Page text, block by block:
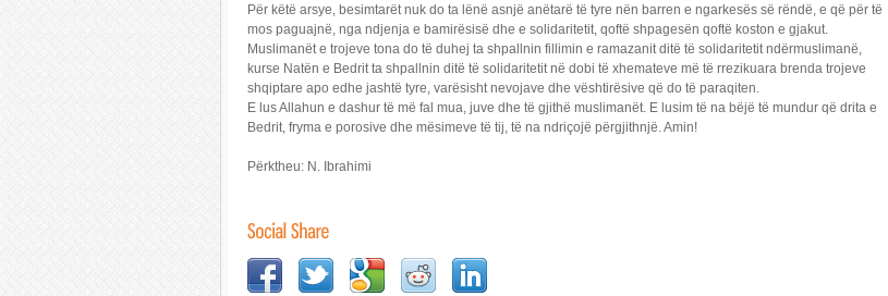
Për këtë arsye, besimtarët nuk do ta lënë asnjë anëtarë të tyre nën barren e ngarkesës së rëndë, e që për të
mos paguajnë, nga ndjenja e bamirësisë dhe e solidaritetit, qoftë shpagesën qoftë koston e gjakut.
Muslimanët e trojeve tona do të duhej ta shpallnin fillimin e ramazanit ditë të solidaritetit ndërmuslimanë,
kurse Natën e Bedrit ta shpallnin ditë të solidaritetit në dobi të xhemateve më të rrezikuara brenda trojeve
shqiptare apo edhe jashtë tyre, varësisht nevojave dhe vështirësive që do të paraqiten.
E lus Allahun e dashur të më fal mua, juve dhe të gjithë muslimanët. E lusim të na bëjë të mundur që drita e
Bedrit, fryma e porosive dhe mësimeve të tij, të na ndriçojë përgjithnjë. Amin!
Përktheu: N. Ibrahimi